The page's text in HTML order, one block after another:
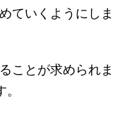
ていくようにしま
ことが求められま